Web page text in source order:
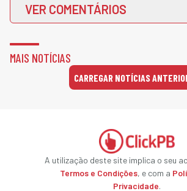
VER COMENTÁRIOS
MAIS NOTÍCIAS
CARREGAR NOTÍCIAS
A utilização deste site implica o seu
Termos e Condições, e com a
Privacidade.